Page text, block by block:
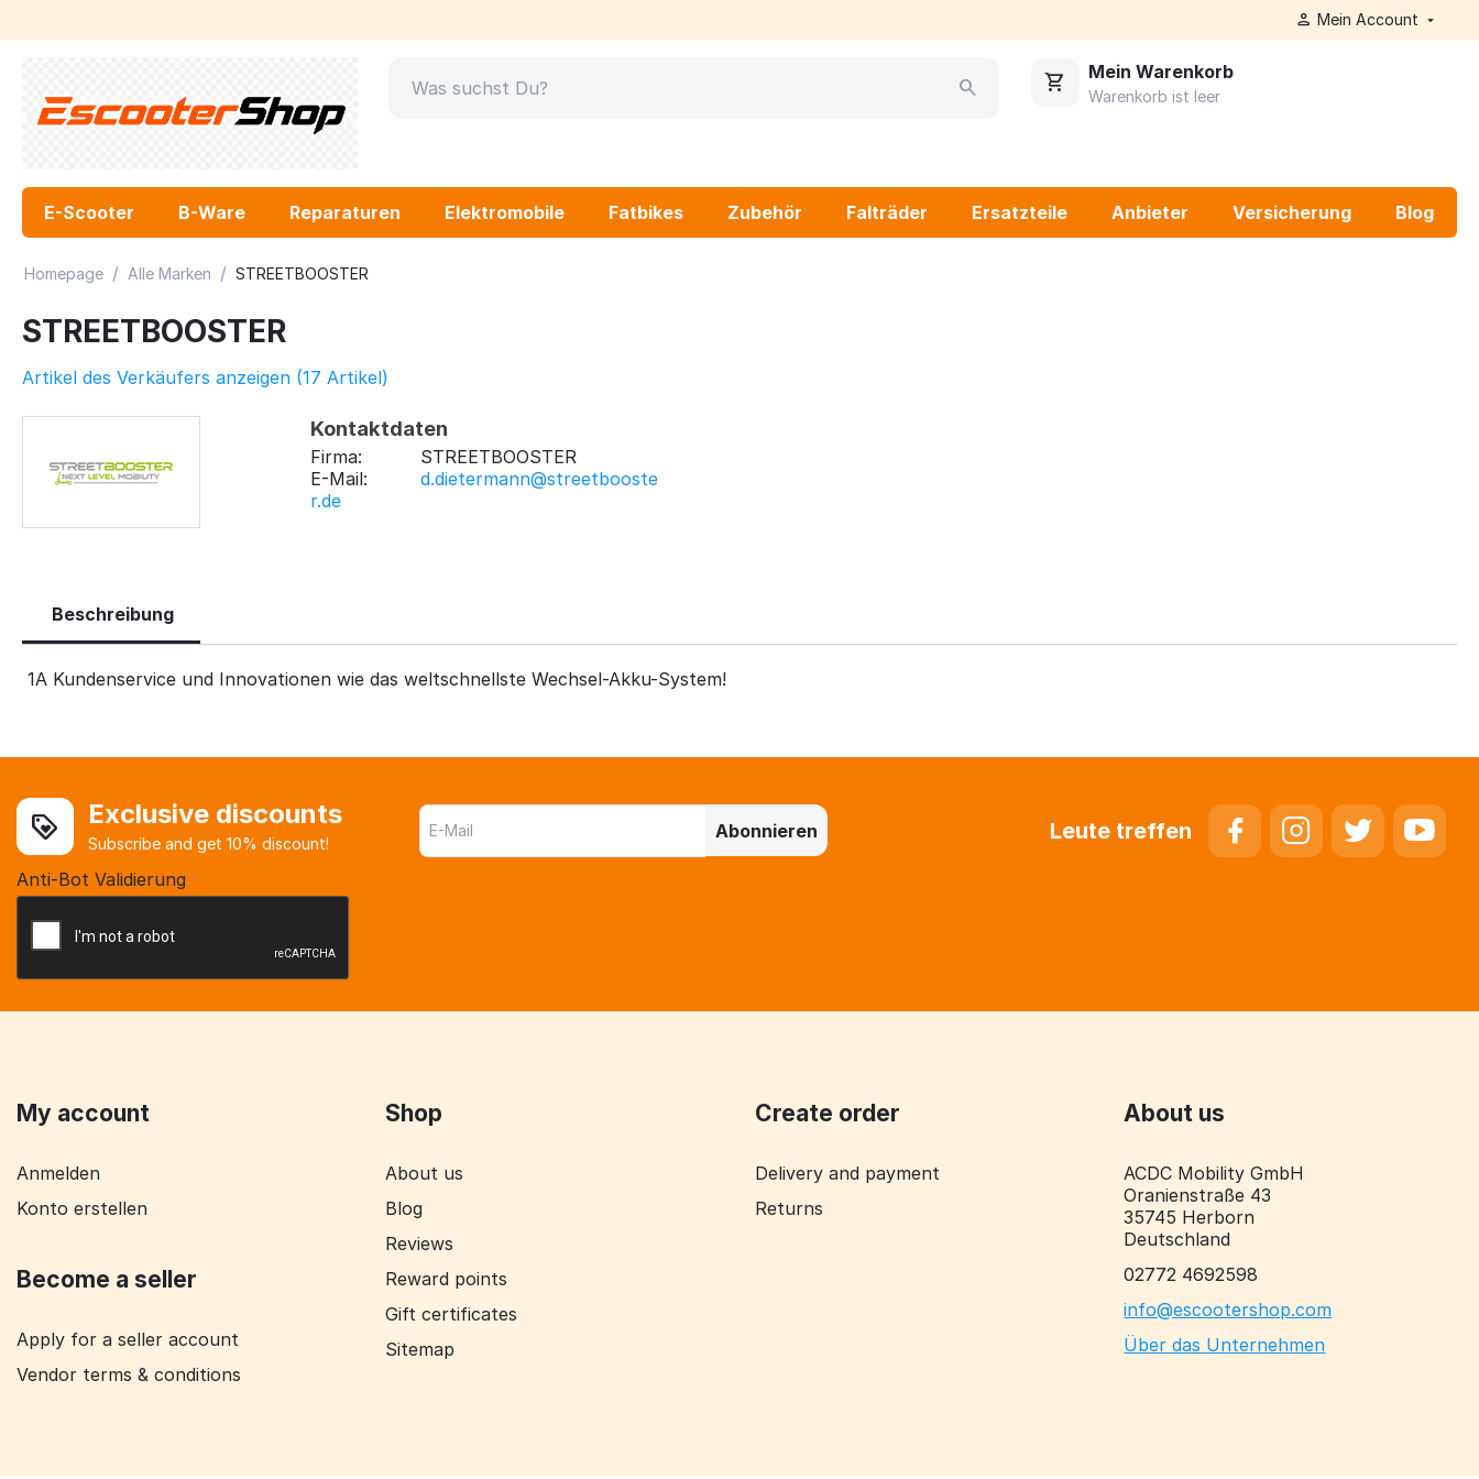
Mein Account
Mein Warenkorb
Warenkorb ist leer
E-Scooter B-Ware Reparaturen Elektromobile Fatbikes Zubehör Falträder Ersatzteile Anbieter Versicherung Blog
Homepage / Alle Marken / STREETBOOSTER
STREETBOOSTER
Artikel des Verkäufers anzeigen (17 Artikel)
Kontaktdaten
Firma:
STREETBOOSTER
E-Mail:
d.dietermann@streetbooste
r.de
Beschreibung
1A Kundenservice und Innovationen wie das weltschnellste Wechsel-Akku-System!
Exclusive discounts
Subscribe and get 10% discount!
Abonnieren
Anti-Bot Validierung
Leute treffen
My account
Anmelden
Konto erstellen
Become a seller
Apply for a seller account
Vendor terms & conditions
Shop
About us
Blog
Reviews
Reward points
Gift certificates
Sitemap
Create order
Delivery and payment
Returns
About us
ACDC Mobility GmbH
Oranienstraße 43
35745 Herborn
Deutschland
02772 4692598
info@escootershop.com
Über das Unternehmen